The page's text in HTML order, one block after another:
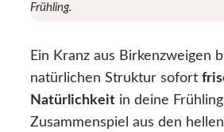
Frühling.
Ein Kranz aus Birkenzweigen
natürlichen Struktur sofort
Natürlichkeit in deine
Zusammenspiel aus den